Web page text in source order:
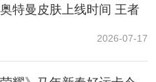
特曼皮肤上线时间 王者
2026-07-17